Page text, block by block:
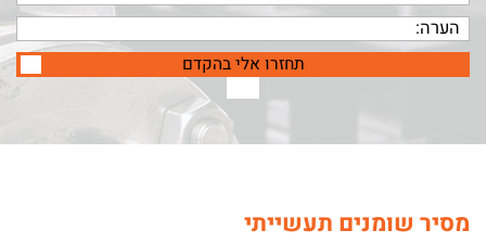
תחזרו אלי בהקדם
מסיר שומנים תעשייתי